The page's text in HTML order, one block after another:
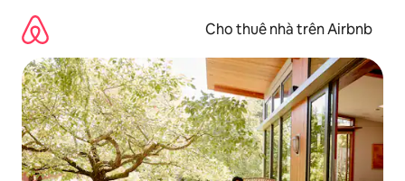
dung
Cho thuê nhà trên Airbnb